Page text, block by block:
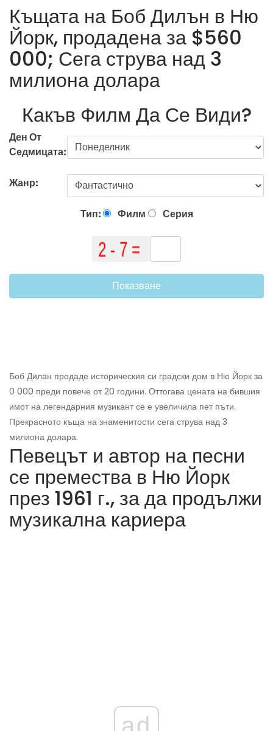
Къщата на Боб Дилън в Ню
Йорк, продадена за $560
000; Сега струва над 3
милиона долара
Какъв Филм Да Се Види?
Ден От
Седмицата:
Жанр:
Тип: Филм Серия
Показване
Боб Дилан продаде историческия си градски дом в Ню Йорк за
0 000 преди повече от 20 години. Оттогава цената на бившия
имот на легендарния музикант се е увеличила пет пъти.
Прекрасното къща на знаменитости сега струва над 3
милиона долара.
Певецът и автор на песни
се премества в Ню Йорк
през 1961 г., за да продължи
музикална кариера
ad